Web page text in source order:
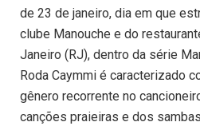
de 23 de janeiro, dia em que
clube Manouche e do
Janeiro (RJ), dentro da série
Roda Caymmi é caracterizado
gênero recorrente no
canções praieiras e dos